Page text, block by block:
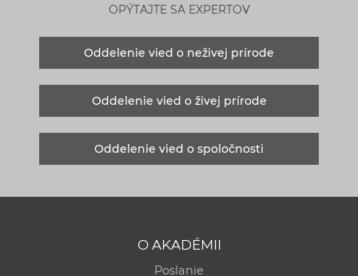
OPÝTAJTE SA EXPERTOV
Oddelenie vied o neživej prírode
Oddelenie vied o živej prírode
Oddelenie vied o spoločnosti
O AKADÉMII
Poslanie